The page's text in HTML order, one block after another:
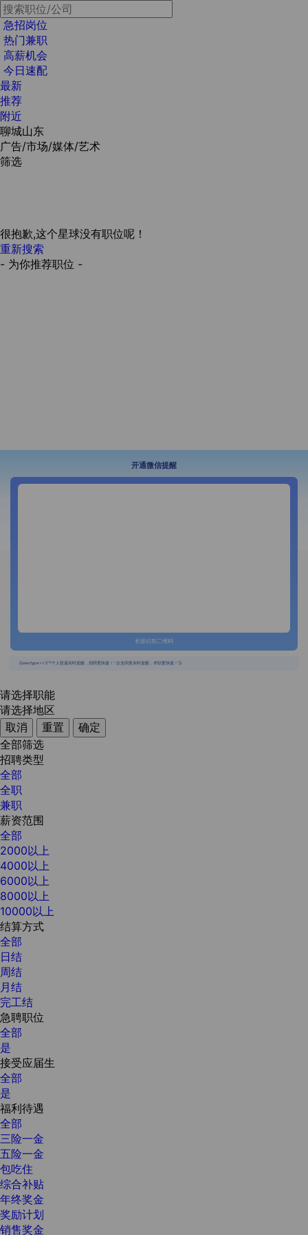
急招岗位
热门兼职
高薪机会
今日速配
最新
推荐
附近
聊城山东
广告/市场/媒体/艺术
筛选
很抱歉,这个星球没有职位呢！
重新搜索
- 为你推荐职位 -
开通微信提醒
长按识别二维码
{{usertype=='2'?'个人投递实时提醒，招聘更快捷！':'企业回复实时提醒，求职更快捷！'}}
请选择职能
请选择地区
取消
重置
确定
全部筛选
招聘类型
全部
全职
兼职
薪资范围
全部
2000以上
4000以上
6000以上
8000以上
10000以上
结算方式
全部
日结
周结
月结
完工结
急聘职位
全部
是
接受应届生
全部
是
福利待遇
全部
三险一金
五险一金
包吃住
综合补贴
年终奖金
奖励计划
销售奖金